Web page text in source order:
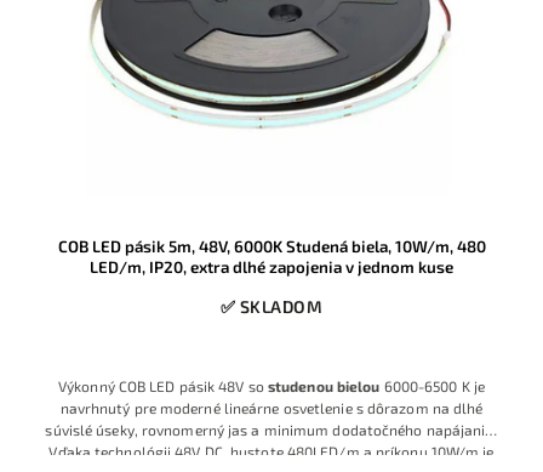
COB LED pásik 5m, 48V, 6000K Studená biela, 10W/m, 480
LED/m, IP20, extra dlhé zapojenia v jednom kuse
✅ SKLADOM
Výkonný COB LED pásik 48V so studenou bielou 6000-6500 K je
navrhnutý pre moderné lineárne osvetlenie s dôrazom na dlhé
súvislé úseky, rovnomerný jas a minimum dodatočného napájania.
Vďaka technológii 48V DC, hustote 480LED/m a príkonu 10W/m je